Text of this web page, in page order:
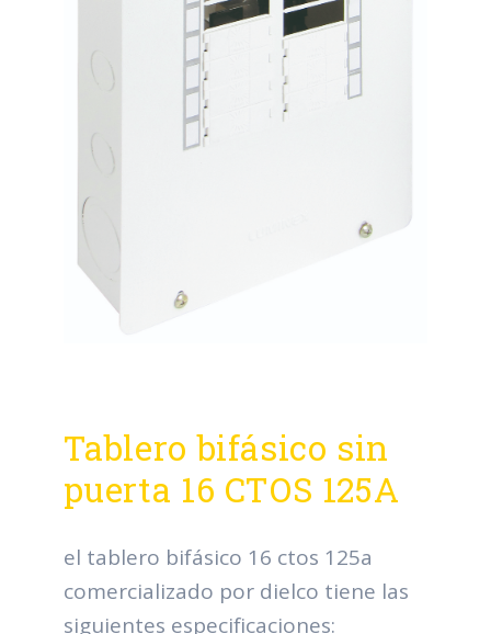
Tablero bifásico sin
puerta 16 CTOS 125A
el tablero bifásico 16 ctos 125a
comercializado por dielco tiene las
siguientes especificaciones: